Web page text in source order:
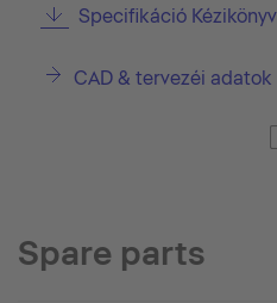
Specifikáció Kézikönyv
CAD & tervezéi adatok
Spare parts